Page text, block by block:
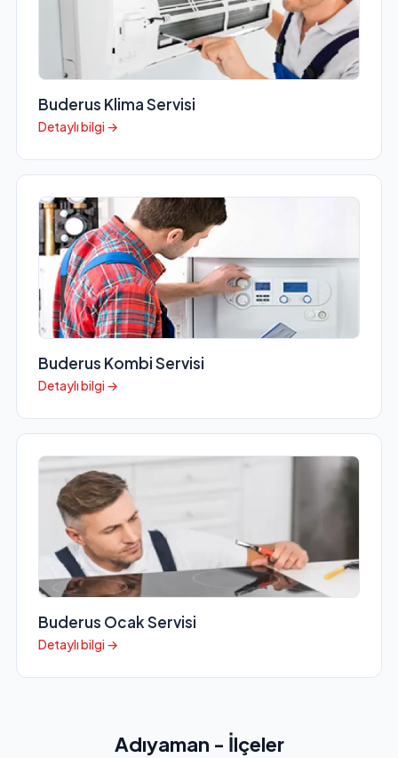
Buderus Klima Servisi
Detaylı bilgi →
Buderus Kombi Servisi
Detaylı bilgi →
Buderus Ocak Servisi
Detaylı bilgi →
Adıyaman - İlçeler